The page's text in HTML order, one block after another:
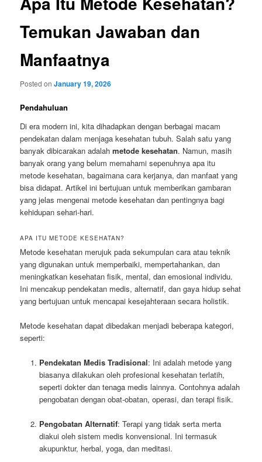
Temukan Jawaban dan
Manfaatnya
Posted onJanuary 19, 2026
Pendahuluan
Di era modern ini, kita dihadapkan dengan berbagai macam
pendekatan dalam menjaga kesehatan tubuh. Salah satu yang
banyak dibicarakan adalahmetode kesehatan. Namun, masih
banyak orang yang belum memahami sepenuhnya apa itu
metode kesehatan, bagaimana cara kerjanya, dan manfaat yang
bisa didapat. Artikel ini bertujuan untuk memberikan gambaran
yang jelas mengenai metode kesehatan dan pentingnya bagi
kehidupan sehari-hari.
APA ITU METODE KESEHATAN?
Metode kesehatan merujuk pada sekumpulan cara atau teknik
yang digunakan untuk memperbaiki, mempertahankan, dan
meningkatkan kesehatan fisik, mental, dan emosional individu.
Ini mencakup pendekatan medis, alternatif, dan gaya hidup sehat
yang bertujuan untuk mencapai kesejahteraan secara holistik.
Metode kesehatan dapat dibedakan menjadi beberapa kategori,
seperti:
Pendekatan Medis Tradisional: Ini adalah metode yang
biasanya dilakukan oleh profesional kesehatan terlatih,
seperti dokter dan tenaga medis lainnya. Contohnya adalah
pengobatan dengan obat-obatan, operasi, dan terapi fisik.
Pengobatan Alternatif: Terapi yang tidak serta merta
diakui oleh sistem medis konvensional. Ini termasuk
akupunktur, herbal, yoga, dan meditasi.